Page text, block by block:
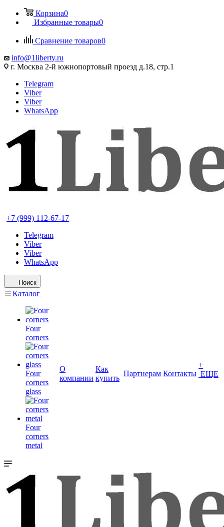
Корзина0
Избранные товары0
Сравнение товаров0
info@1liberty.ru
г. Москва 2-й южнопортовый проезд д.18, стр.1
Telegram
Viber
Viber
WhatsApp
+7 (999) 112-67-17
Telegram
Viber
Viber
WhatsApp
Поиск
Каталог
Four
corners
Four
corners
glass
Four
corners
metal
О
компании
Как
купить
Партнерам Контакты
+
ЕЩЕ